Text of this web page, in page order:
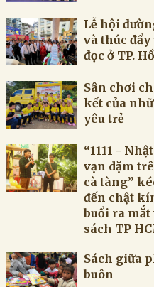
Lễ hội
và thúc
đọc ở TP.
Sân chơi
kết của
yêu trẻ
“1111 -
vạn dặm
cà tàng”
đến chật
buổi ra
sách TP
Sách giữa
buôn